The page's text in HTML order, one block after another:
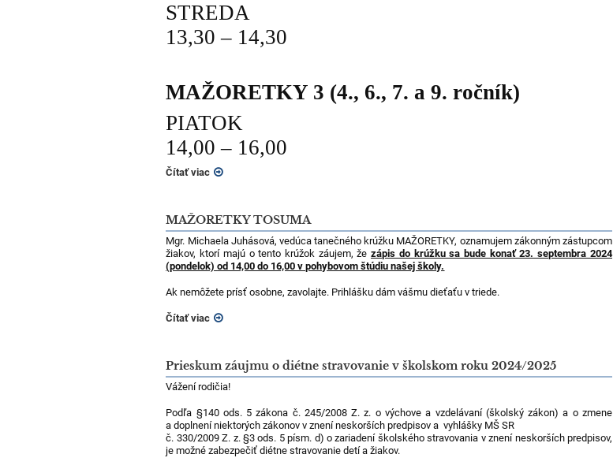
STREDA
13,30 – 14,30
MAŽORETKY 3 (4., 6., 7. a 9. ročník)
PIATOK
14,00 – 16,00
Čítať viac
MAŽORETKY TOSUMA
Mgr. Michaela Juhásová, vedúca tanečného krúžku MAŽORETKY, oznamujem zákonným zástupcom
žiakov, ktorí majú o tento krúžok záujem, žezápis do krúžku sa bude konať 23. septembra 2024
(pondelok)od 14,00 do 16,00 v pohybovom štúdiu našej školy.
Ak nemôžete prísť osobne, zavolajte. Prihlášku dám vášmu dieťaťu v triede.
Čítať viac
Prieskum záujmu o diétne stravovanie v školskom roku 2024/2025
Vážení rodičia!
Podľa §140 ods. 5 zákona č. 245/2008 Z. z. o výchove a vzdelávaní (školský zákon) a o zmene
a doplnení niektorých zákonov v znení neskorších predpisov a vyhlášky MŠ SR
č. 330/2009 Z. z. §3 ods. 5 písm. d) o zariadení školského stravovania v znení neskorších predpisov,
je možné zabezpečiť diétne stravovanie detí a žiakov.